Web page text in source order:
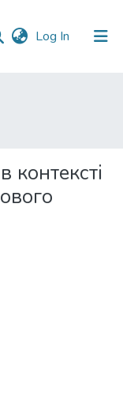
Log In (current)
контексті